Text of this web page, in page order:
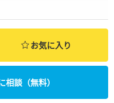
お気に入り
談（無料）